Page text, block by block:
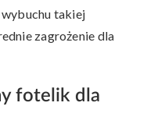
wybuchu takiej
zagrożenie dla
fotelik dla